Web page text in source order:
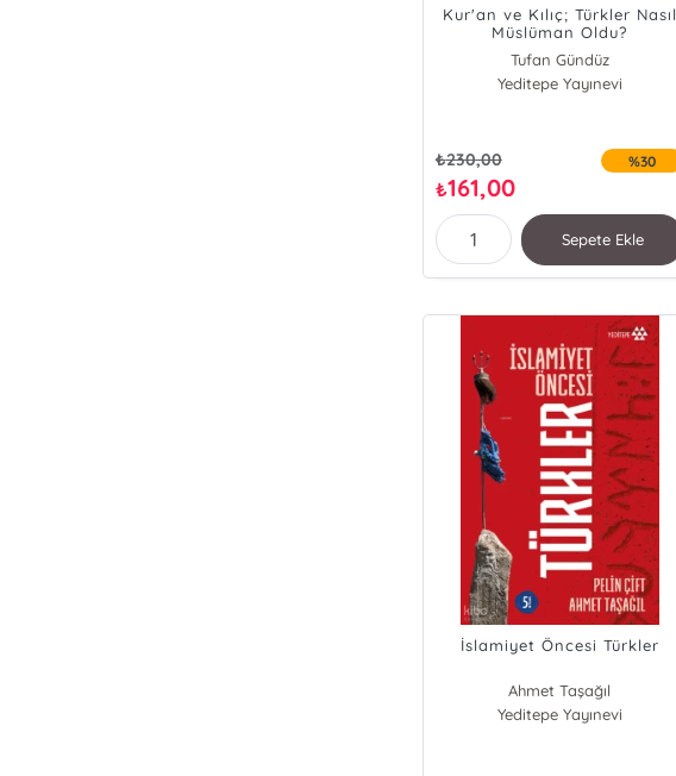
Kur'an ve Kılıç; Türkler Nasıl
Müslüman Oldu?
Tufan Gündüz
Yeditepe Yayınevi
₺230,00
₺161,00
%30
Sepete Ekle
İslamiyet Öncesi Türkler
Ahmet Taşağıl
Pelin Çift
Yeditepe Yayınevi